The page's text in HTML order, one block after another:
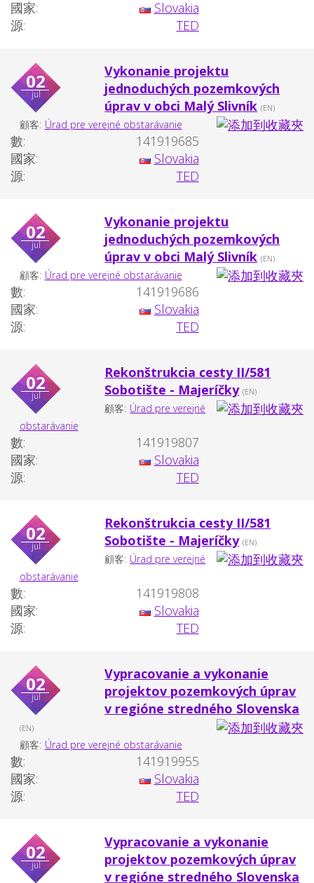
國家:
Slovakia
源:
TED
02
jul
Vykonanie projektu
jednoduchých pozemkových
úprav v obci Malý Slivník (EN)
顧客: Úrad pre verejné obstarávanie
數:
141919685
國家:
Slovakia
源:
TED
02
jul
Vykonanie projektu
jednoduchých pozemkových
úprav v obci Malý Slivník (EN)
顧客: Úrad pre verejné obstarávanie
數:
141919686
國家:
Slovakia
源:
TED
02
jul
Rekonštrukcia cesty II/581
Sobotište - Majeríčky (EN)
顧客: Úrad pre verejné
obstarávanie
數:
141919807
國家:
Slovakia
源:
TED
02
jul
Rekonštrukcia cesty II/581
Sobotište - Majeríčky (EN)
顧客: Úrad pre verejné
obstarávanie
數:
141919808
國家:
Slovakia
源:
TED
02
jul
Vypracovanie a vykonanie
projektov pozemkových úprav
v regióne stredného Slovenska
(EN)
顧客: Úrad pre verejné obstarávanie
數:
141919955
國家:
Slovakia
源:
TED
02
jul
Vypracovanie a vykonanie
projektov pozemkových úprav
v regióne stredného Slovenska